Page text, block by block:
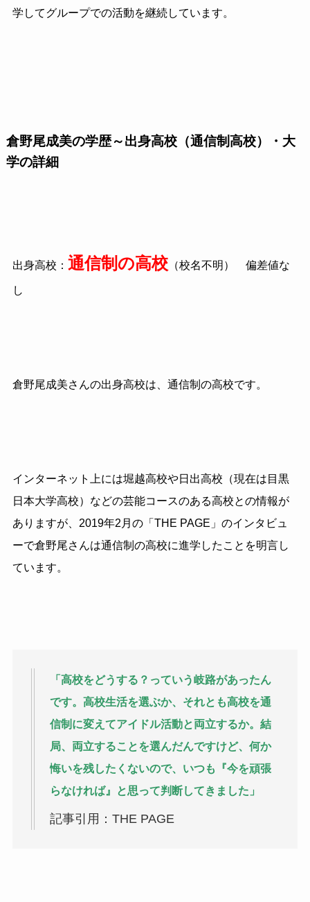
学してグループでの活動を継続しています。
倉野尾成美の学歴～出身高校（通信制高校）・大
学の詳細
出身高校： 通信制の高校（校名不明） 偏差値な
し
倉野尾成美さんの出身高校は、通信制の高校です。
インターネット上には堀越高校や日出高校（現在は目黒
日本大学高校）などの芸能コースのある高校との情報が
ありますが、2019年2月の「THE PAGE」のインタビュ
ーで倉野尾さんは通信制の高校に進学したことを明言し
ています。
「高校をどうする？っていう岐路があったん
です。高校生活を選ぶか、それとも高校を通
信制に変えてアイドル活動と両立するか。結
局、両立することを選んだんですけど、何か
悔いを残したくないので、いつも『今を頑張
らなければ』と思って判断してきました」
記事引用：THE PAGE